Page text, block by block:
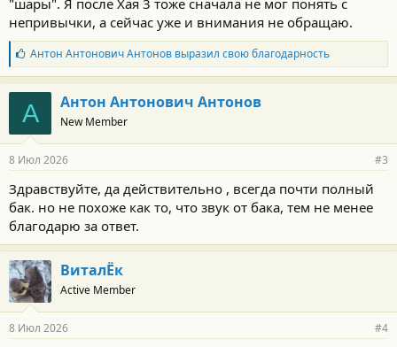
"шары". Я после Хая 3 тоже сначала не мог понять с
непривычки, а сейчас уже и внимания не обращаю.
Б
л
а
г
о
д
а
н
с
т
и
Антон Антонович Антоноввыразил свою благодарность
А Антон Антонович Антонов
New Member
8 Июл 2026 #3
Здравствуйте, да действительно , всегда почти полный
бак. но не похоже как то, что звук от бака, тем не менее
благодарю за ответ.
ВиталЁк
Active Member
8 Июл 2026 #4